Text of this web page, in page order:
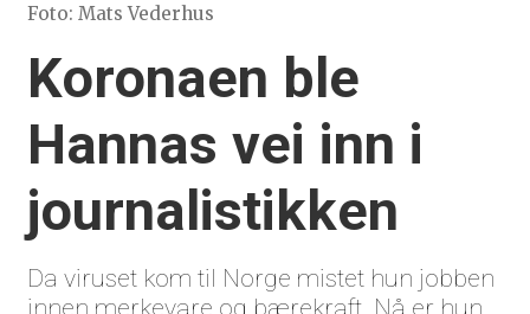
Foto: Mats Vederhus
Koronaen ble
Hannas vei inn i
journalistikken
Da viruset kom til Norge mistet hun jobben
innen merkevare og bærekraft. Nå er hun